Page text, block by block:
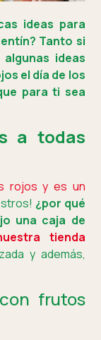
ideas para
Tanto si
ideas
el día de los
para ti sea
a todas
rojos y es un
¿por qué
una caja de
tienda
y además,
frutos